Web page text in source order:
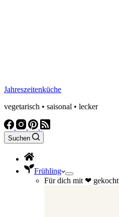
Jahreszeitenküche
vegetarisch • saisonal • lecker
Suchen
Frühling
Für dich mit ❤ gekocht